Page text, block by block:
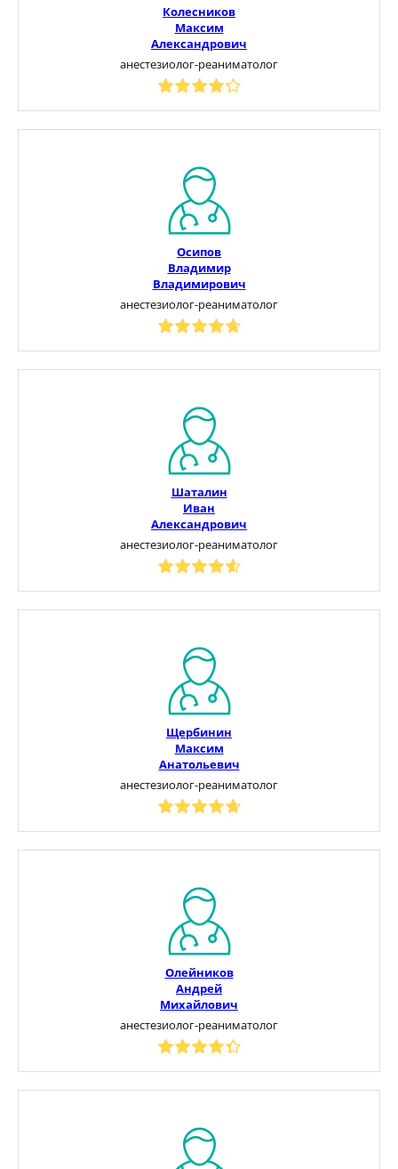
Колесников
Максим
Александрович
анестезиолог-реаниматолог
Осипов
Владимир
Владимирович
анестезиолог-реаниматолог
Шаталин
Иван
Александрович
анестезиолог-реаниматолог
Щербинин
Максим
Анатольевич
анестезиолог-реаниматолог
Олейников
Андрей
Михайлович
анестезиолог-реаниматолог